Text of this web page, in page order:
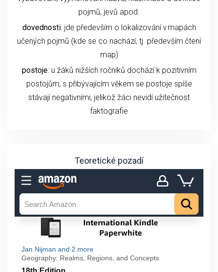
pojmů, jevů apod.
dovednosti: jde především o lokalizování v mapách
učených pojmů (kde se co nachází, tj. především čtení
map)
postoje: u žáků nižších ročníků dochází k pozitivním
postojům, s přibývajícím věkem se postoje spíše
stávají negativními, jelikož žáci nevidí užitečnost
faktografie
Teoretické pozadí